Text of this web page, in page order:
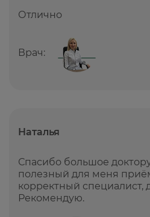
Отлично
Врач:
Наталья
Спасибо большое
полезный для меня
корректный специалист,
Рекомендую.